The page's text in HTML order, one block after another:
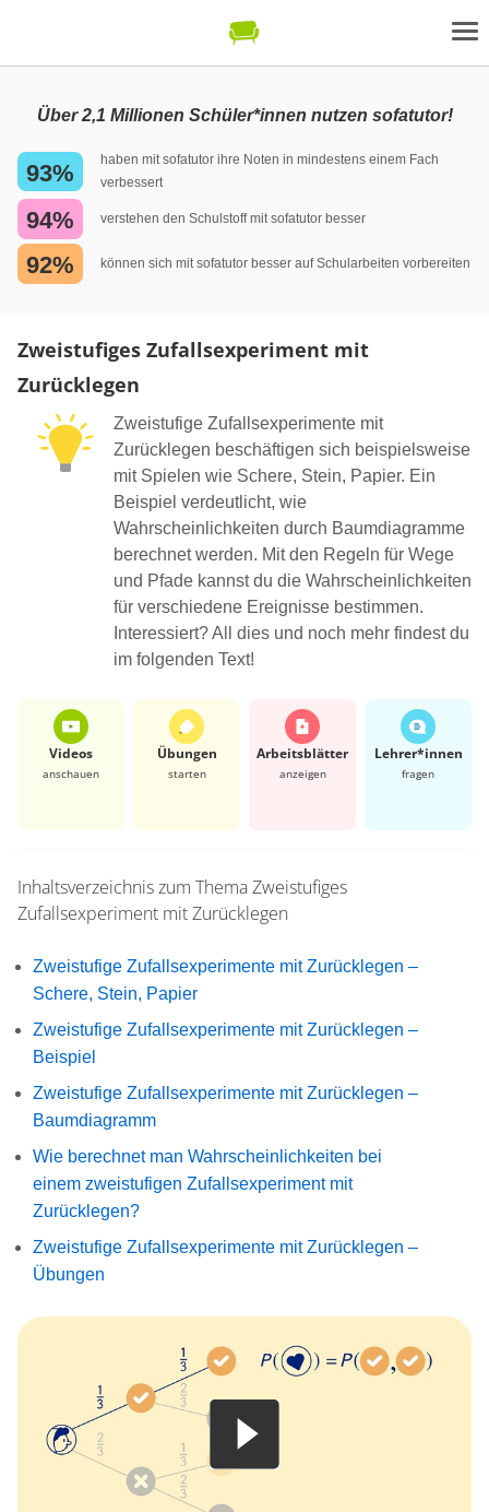
Über 2,1 Millionen Schüler*innen nutzen sofatutor!
93%
haben mit sofatutor ihre Noten in mindestens einem Fach
verbessert
94% verstehen den Schulstoff mit sofatutor besser
92% können sich mit sofatutor besser auf Schularbeiten vorbereiten
Zweistufiges Zufallsexperiment mit
Zurücklegen
Zweistufige Zufallsexperimente mit
Zurücklegen beschäftigen sich beispielsweise
mit Spielen wie Schere, Stein, Papier. Ein
Beispiel verdeutlicht, wie
Wahrscheinlichkeiten durch Baumdiagramme
berechnet werden. Mit den Regeln für Wege
und Pfade kannst du die Wahrscheinlichkeiten
für verschiedene Ereignisse bestimmen.
Interessiert? All dies und noch mehr findest du
im folgenden Text!
Videos
anschauen
Übungen
starten
Arbeits­blätter
anzeigen
Lehrer*​innen
fragen
Inhaltsverzeichnis zum ThemaZweistufiges
Zufallsexperiment mit Zurücklegen
Zweistufige Zufallsexperimente mit Zurücklegen –
Schere, Stein, Papier
Zweistufige Zufallsexperimente mit Zurücklegen –
Beispiel
Zweistufige Zufallsexperimente mit Zurücklegen –
Baumdiagramm
Wie berechnet man Wahrscheinlichkeiten bei
einem zweistufigen Zufallsexperiment mit
Zurücklegen?
Zweistufige Zufallsexperimente mit Zurücklegen –
Übungen